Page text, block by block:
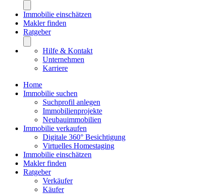
Immobilie einschätzen
Makler finden
Ratgeber
Hilfe & Kontakt
Unternehmen
Karriere
Home
Immobilie suchen
Suchprofil anlegen
Immobilienprojekte
Neubauimmobilien
Immobilie verkaufen
Digitale 360° Besichtigung
Virtuelles Homestaging
Immobilie einschätzen
Makler finden
Ratgeber
Verkäufer
Käufer